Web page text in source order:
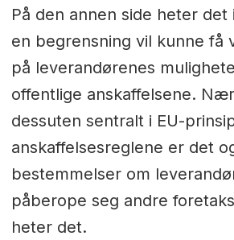
På den annen side heter det
en begrensning vil kunne få
på leverandørenes
offentlige anskaffelsene.
dessuten sentralt i EU-
anskaffelsesreglene er det
bestemmelser om
påberope seg andre
heter det.